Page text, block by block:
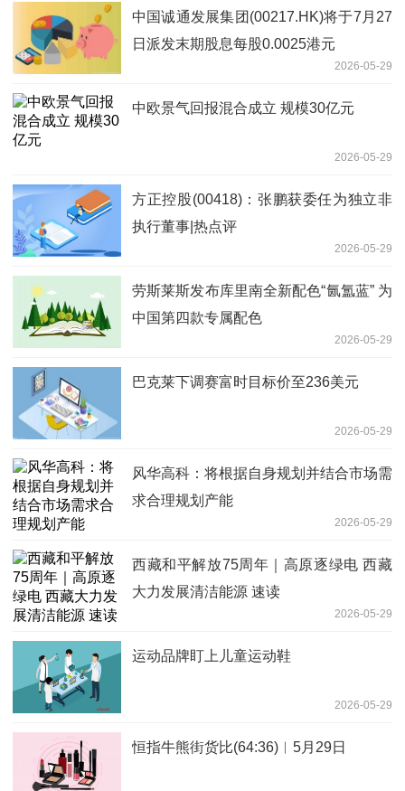
中国诚通发展集团(00217.HK)将于7月27
日派发末期股息每股0.0025港元
2026-05-29
中欧景气回报混合成立 规模30亿元
2026-05-29
方正控股(00418)：张鹏获委任为独立非
执行董事|热点评
2026-05-29
劳斯莱斯发布库里南全新配色“氤氲蓝” 为
中国第四款专属配色
2026-05-29
巴克莱下调赛富时目标价至236美元
2026-05-29
风华高科：将根据自身规划并结合市场需
求合理规划产能
2026-05-29
西藏和平解放75周年｜高原逐绿电 西藏
大力发展清洁能源 速读
2026-05-29
运动品牌盯上儿童运动鞋
2026-05-29
恒指牛熊街货比(64:36)︱5月29日